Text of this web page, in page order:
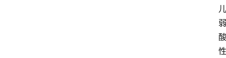
儿
弱
酸
性